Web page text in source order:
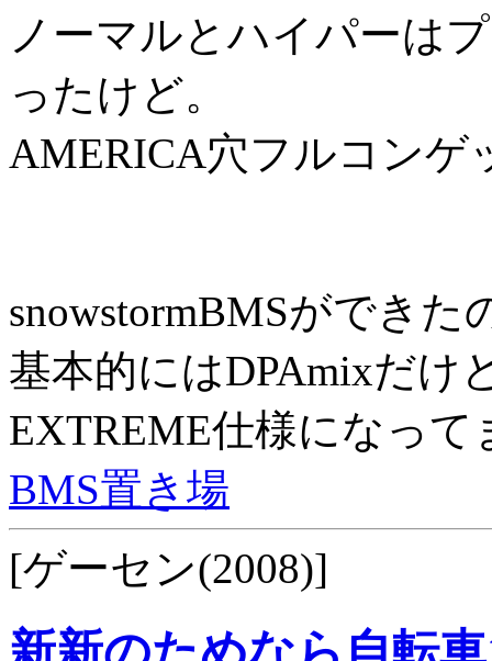
ノーマルとハイパーは
ったけど。
AMERICA穴フルコンゲ
snowstormBMSができ
基本的にはDPAmixだけ
EXTREME仕様になって
BMS置き場
[ゲーセン(2008)]